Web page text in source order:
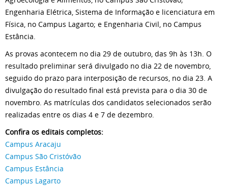
Engenharia Elétrica, Sistema de Informação e licenciatura em
Física, no Campus Lagarto; e Engenharia Civil, no Campus
Estância.
As provas acontecem no dia 29 de outubro, das 9h às 13h. O
resultado preliminar será divulgado no dia 22 de novembro,
seguido do prazo para interposição de recursos, no dia 23. A
divulgação do resultado final está prevista para o dia 30 de
novembro. As matrículas dos candidatos selecionados serão
realizadas entre os dias 4 e 7 de dezembro.
Confira os editais completos:
Campus Aracaju
Campus São Cristóvão
Campus Estância
Campus Lagarto